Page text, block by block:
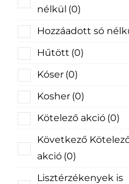
nélkül (0)
Hozzáadott só
Hűtött (0)
Kóser (0)
Kosher (0)
Kötelező akció (0)
Következő
akció (0)
Lisztérzékenyek is